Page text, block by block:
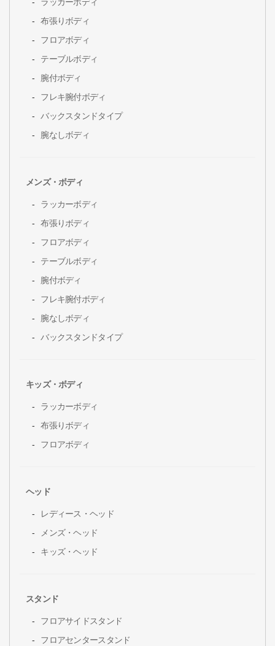
布張りボディ
フロアボディ
テーブルボディ
腕付ボディ
フレキ腕付ボディ
バックスタンドタイプ
腕なしボディ
メンズ・ボディ
ラッカーボディ
布張りボディ
フロアボディ
テーブルボディ
腕付ボディ
フレキ腕付ボディ
腕なしボディ
バックスタンドタイプ
キッズ・ボディ
ラッカーボディ
布張りボディ
フロアボディ
ヘッド
レディース・ヘッド
メンズ・ヘッド
キッズ・ヘッド
スタンド
フロアサイドスタンド
フロアセンタースタンド